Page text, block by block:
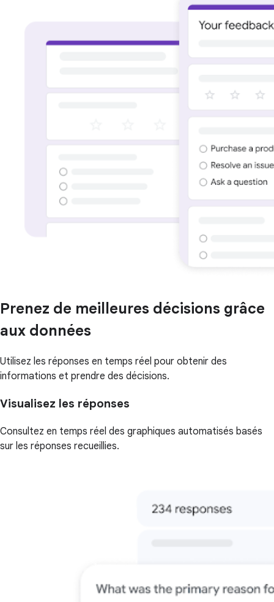
Prenez de meilleures décisions grâce
aux données
Utilisez les réponses en temps réel pour obtenir des
informations et prendre des décisions.
Visualisez les réponses
Consultez en temps réel des graphiques automatisés basés
sur les réponses recueillies.